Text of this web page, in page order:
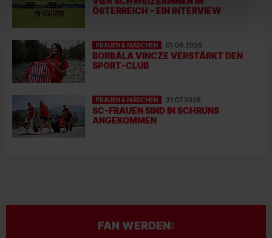
ÖSTERREICH – EIN INTERVIEW
FRAUEN & MÄDCHEN 01.08.2026
BORBÁLA VINCZE VERSTÄRKT DEN
SPORT-CLUB
FRAUEN & MÄDCHEN 31.07.2026
SC-FRAUEN SIND IN SCHRUNS
ANGEKOMMEN
FAN WERDEN: